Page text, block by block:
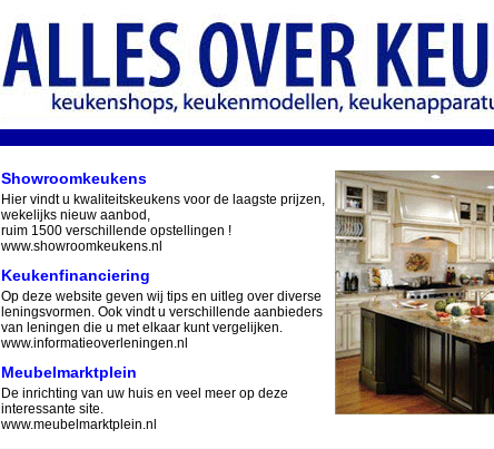
Showroomkeukens
Hier vindt u kwaliteitskeukens voor de laagste prijzen,
wekelijks nieuw aanbod,
ruim 1500 verschillende opstellingen !
www.showroomkeukens.nl
Keukenfinanciering
Op deze website geven wij tips en uitleg over diverse
leningsvormen. Ook vindt u verschillende aanbieders
van leningen die u met elkaar kunt vergelijken.
www.informatieoverleningen.nl
Meubelmarktplein
De inrichting van uw huis en veel meer op deze
interessante site.
www.meubelmarktplein.nl